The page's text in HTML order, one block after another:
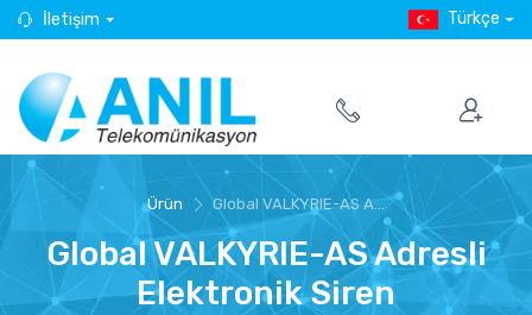
İletişim Türkçe
Ürün Global VALKYRIE-AS A...
Global VALKYRIE-AS Adresli
Elektronik Siren